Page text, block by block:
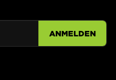
ANMELDEN